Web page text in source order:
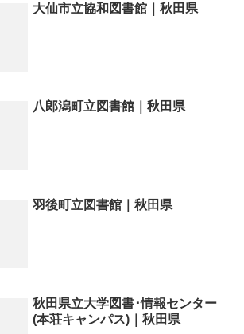
大仙市立協和図書館｜秋田県
八郎潟町立図書館｜秋田県
羽後町立図書館｜秋田県
秋田県立大学図書･情報センター
(本荘キャンパス)｜秋田県